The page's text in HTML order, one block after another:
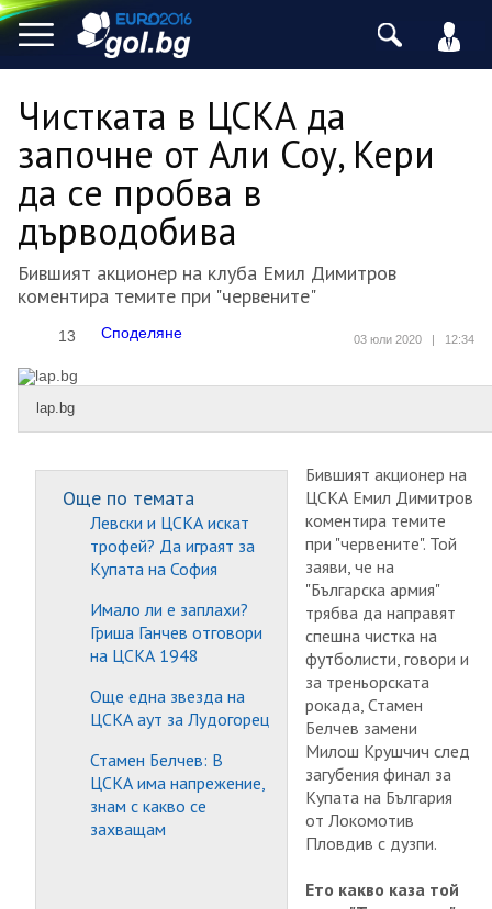
Чистката в ЦСКА да
започне от Али Соу, Кери
да се пробва в
дърводобива
Бившият акционер на клуба Емил Димитров
коментира темите при "червените"
13 Споделяне 03 юли 2020 | 12:34
lap.bg
Още по темата
Левски и ЦСКА искат
трофей? Да играят за
Купата на София
Имало ли е заплахи?
Гриша Ганчев отговори
на ЦСКА 1948
Още една звезда на
ЦСКА аут за Лудогорец
Стамен Белчев: В
ЦСКА има напрежение,
знам с какво се
захващам
Бившият акционер на
ЦСКА Емил Димитров
коментира темите
при "червените". Той
заяви, че на
"Българска армия"
трябва да направят
спешна чистка на
футболисти, говори и
за треньорската
рокада, Стамен
Белчев замени
Милош Крушчич след
загубения финал за
Купата на България
от Локомотив
Пловдив с дузпи.
Ето какво каза той